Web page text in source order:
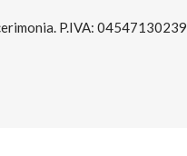
P.IVA: 04547130239